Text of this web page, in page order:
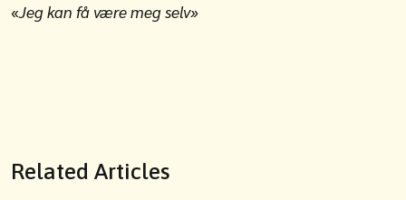
«Jeg kan få være meg selv»
Related Articles